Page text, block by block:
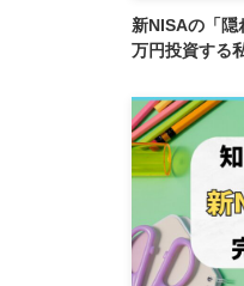
新NISAの「
万円投資する